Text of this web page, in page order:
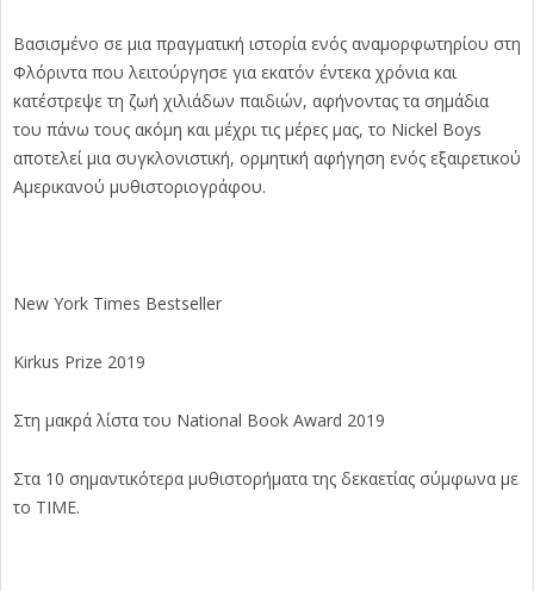
Βασισμένο σε μια πραγματική ιστορία ενός αναμορφωτηρίου στη
Φλόριντα που λειτούργησε για εκατόν έντεκα χρόνια και
κατέστρεψε τη ζωή χιλιάδων παιδιών, αφήνοντας τα σημάδια
του πάνω τους ακόμη και μέχρι τις μέρες μας, το Nickel Boys
αποτελεί μια συγκλονιστική, ορμητική αφήγηση ενός εξαιρετικού
Αμερικανού μυθιστοριογράφου.
New York Times Bestseller
Kirkus Prize 2019
Στη μακρά λίστα του National Book Award 2019
Στα 10 σημαντικότερα μυθιστορήματα της δεκαετίας σύμφωνα με
το TIME.